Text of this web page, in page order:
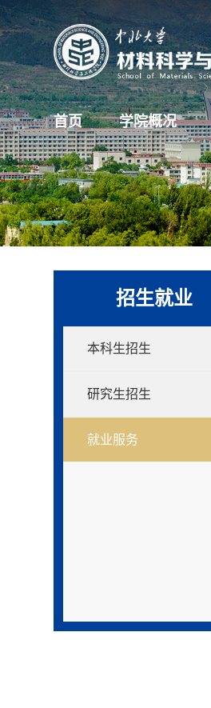
首页 学院概况
招生就业
本科生招生
研究生招生
就业服务